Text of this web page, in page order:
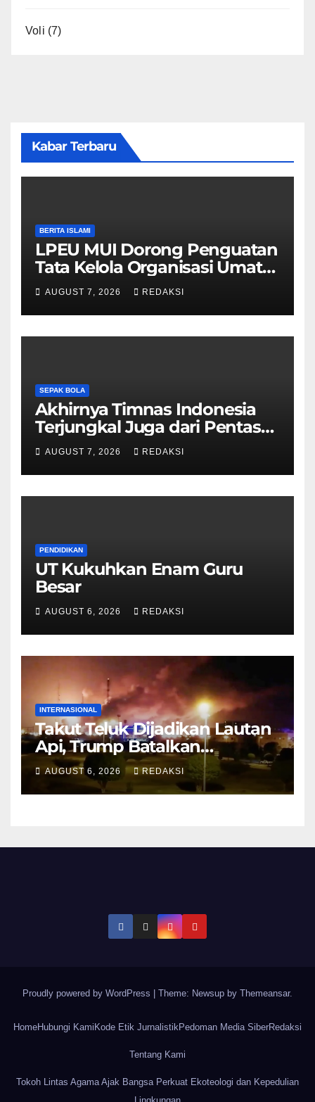
Voli (7)
Kabar Terbaru
BERITA ISLAMI
LPEU MUI Dorong Penguatan
Tata Kelola Organisasi Umat
Lebih Profesional
AUGUST 7, 2026 REDAKSI
SEPAK BOLA
Akhirnya Timnas Indonesia
Terjungkal Juga dari Pentas
Piala AFF 2026
AUGUST 7, 2026 REDAKSI
PENDIDIKAN
UT Kukuhkan Enam Guru
Besar
AUGUST 6, 2026 REDAKSI
INTERNASIONAL
Takut Teluk Dijadikan Lautan
Api, Trump Batalkan
Serangan ke Iran
AUGUST 6, 2026 REDAKSI
Proudly powered by WordPress | Theme: Newsup by Themeansar.
HomeHubungi Kami Kode Etik JurnalistikPedoman Media SiberRedaksi
Tentang Kami
Tokoh Lintas Agama Ajak Bangsa Perkuat Ekoteologi dan Kepedulian